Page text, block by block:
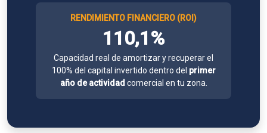
RENDIMIENTO FINANCIERO (ROI)
110,1%
Capacidad real de amortizar y recuperar el
100% del capital invertido dentro del primer
año de actividad comercial en tu zona.